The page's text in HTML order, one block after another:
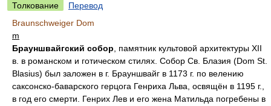
Толкование
Перевод
Braunschweiger Dom
m
Брауншвайгский собор , памятник культовой архитектуры XII
в. в романском и готическом стилях. Собор Св. Блазия (Dom St.
Blasius) был заложен в г. Брауншвайг в 1173 г. по велению
саксонско-баварского герцога Генриха Льва, освящён в 1195 г.,
в год его смерти. Генрих Лев и его жена Матильда погребены в